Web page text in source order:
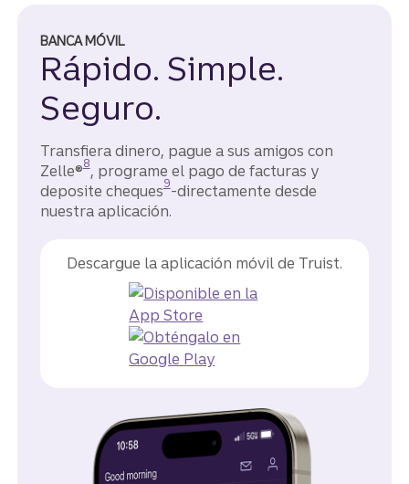
BANCA MÓVIL
Rápido. Simple.
Seguro.
Transfiera dinero, pague a sus amigos con
Zelle®
Divulgación
8, programe el pago de facturas y
deposite cheques
Divulgación
9-directamente desde
nuestra aplicación.
Descargue la aplicación móvil de Truist.